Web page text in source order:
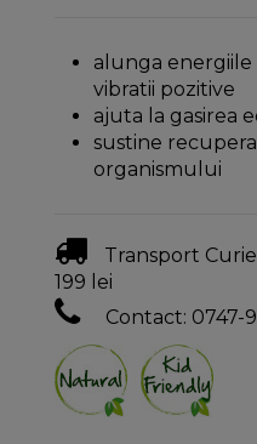
alunga energiile
vibratii pozitive
ajuta la gasirea
sustine
organismului
Transport
199 lei
Contact: 0747-